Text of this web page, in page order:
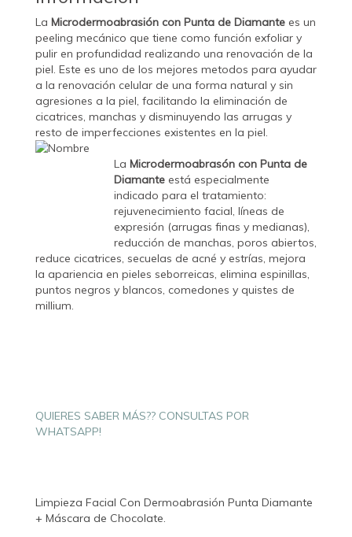
La Microdermoabrasión con Punta de Diamante es un
peeling mecánico que tiene como función exfoliar y
pulir en profundidad realizando una renovación de la
piel. Este es uno de los mejores metodos para ayudar
a la renovación celular de una forma natural y sin
agresiones a la piel, facilitando la eliminación de
cicatrices, manchas y disminuyendo las arrugas y
resto de imperfecciones existentes en la piel.
La Microdermoabrasón con Punta de
Diamante está especialmente
indicado para el tratamiento:
rejuvenecimiento facial, líneas de
expresión (arrugas finas y medianas),
reducción de manchas, poros abiertos,
reduce cicatrices, secuelas de acné y estrías, mejora
la apariencia en pieles seborreicas, elimina espinillas,
puntos negros y blancos, comedones y quistes de
millium.
QUIERES SABER MÁS?? CONSULTAS POR
WHATSAPP!
Limpieza Facial Con Dermoabrasión Punta Diamante
+ Máscara de Chocolate.